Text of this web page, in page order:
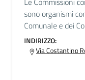
sono organismi
Comunale e dei
INDIRIZZO:
Via Costantino